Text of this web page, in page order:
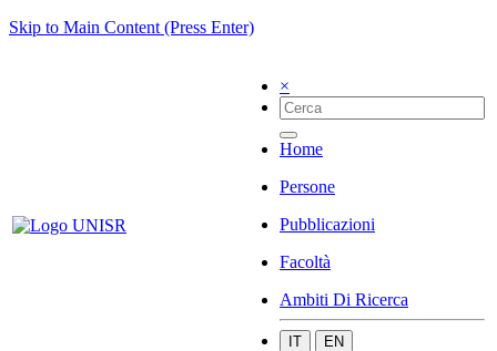
Skip to Main Content (Press Enter)
×
Home
Persone
Pubblicazioni
Facoltà
Ambiti Di Ricerca
IT EN